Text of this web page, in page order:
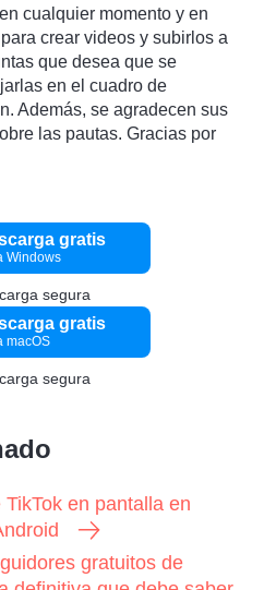
cualquier momento y en
crear videos y subirlos a
que desea que se
en el cuadro de
Además, se agradecen sus
las pautas. Gracias por
gratis
Windows
segura
gratis
macOS
segura
en pantalla en
gratuitos de